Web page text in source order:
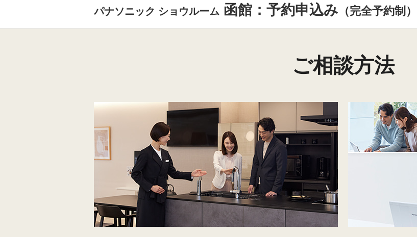
パナソニック ショウルーム 函館：予約申込み （完全予約制）
ご相談方法